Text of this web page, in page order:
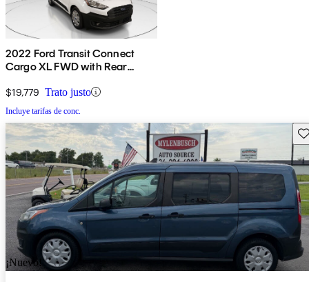
2022 Ford Transit Connect
Cargo XL FWD with Rear
$19,779 Trato justo
Incluye tarifas de conc.
¡Nuevo!